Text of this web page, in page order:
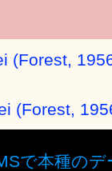
(Forest,
(Forest,
で本種の